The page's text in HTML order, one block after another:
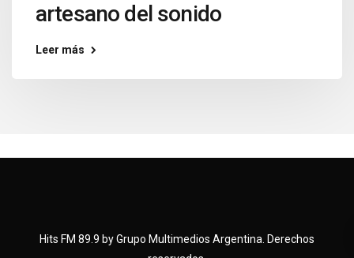
artesano del sonido
Leer más
Hits FM 89.9 by Grupo Multimedios Argentina. Derechos